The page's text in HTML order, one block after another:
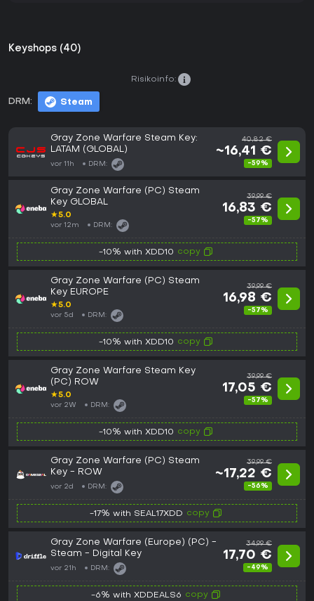
Keyshops (40)
DRM: Steam
Risikoinfo:
Gray Zone Warfare Steam Key:
LATAM (GLOBAL)
vor 11h DRM:
40,82 €
~16,41 €
-59%
Gray Zone Warfare (PC) Steam
Key GLOBAL
★5.0
vor 12m DRM:
39,99 €
16,83 €
-57%
-10% with XDD10 copy
Gray Zone Warfare (PC) Steam
Key EUROPE
★5.0
vor 5d DRM:
39,99 €
16,98 €
-57%
-10% with XDD10 copy
Gray Zone Warfare Steam Key
(PC) ROW
★5.0
vor 2W DRM:
39,99 €
17,05 €
-57%
-10% with XDD10 copy
Gray Zone Warfare (PC) Steam
Key - ROW
vor 2d DRM:
39,99 €
~17,22 €
-56%
-17% with SEAL17XDD copy
Gray Zone Warfare (Europe) (PC) -
Steam - Digital Key
vor 21h DRM:
34,99 €
17,70 €
-49%
-6% with XDDEALS6 copy